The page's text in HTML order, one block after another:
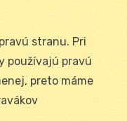
stranu. Pri
používajú pravú
preto máme